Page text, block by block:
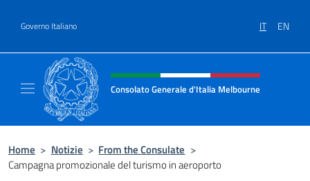
Governo Italiano IT EN
Intestazione sito, social e menù
Consolato Generale d'Italia Melbourne
Home > Notizie > From the Consulate >
Campagna promozionale del turismo in aeroporto